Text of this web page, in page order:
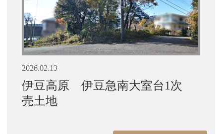
2026.02.13
伊豆高原 伊豆急南大室台1次
売土地